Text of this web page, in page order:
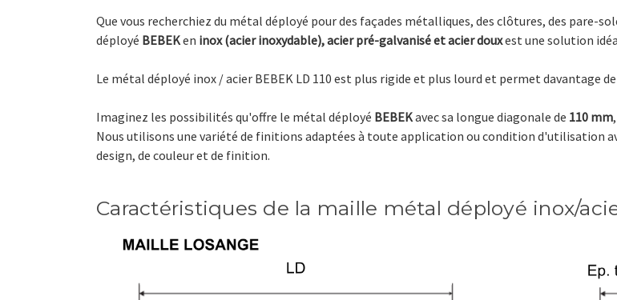
Que vous recherchiez du métal déployé pour des façades métalliques, des clôtures, des
déployé BEBEKen inox (acier inoxydable), acier pré-galvanisé et acier douxest une solution
Le métal déployé inox / acier BEBEK LD 110 est plus rigide et plus lourd et permet davantage
Imaginez les possibilités qu'offre le métal déployé BEBEKavec sa longue diagonale de 110 mm
Nous utilisons une variété de finitions adaptées à toute application ou condition d'utilisation
design, de couleur et de finition.
Caractéristiques de la maille métal déployé inox/